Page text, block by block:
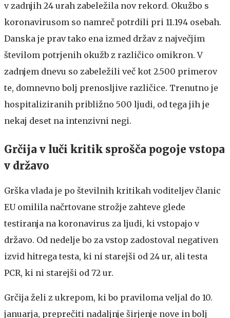
v zadnjih 24 urah zabeležila nov rekord. Okužbo s
koronavirusom so namreč potrdili pri 11.194 osebah.
Danska je prav tako ena izmed držav z največjim
številom potrjenih okužb z različico omikron. V
zadnjem dnevu so zabeležili več kot 2.500 primerov
te, domnevno bolj prenosljive različice. Trenutno je
hospitaliziranih približno 500 ljudi, od tega jih je
nekaj deset na intenzivni negi.
Grčija v luči kritik sprošča pogoje vstopa
v državo
Grška vlada je po številnih kritikah voditeljev članic
EU omilila načrtovane strožje zahteve glede
testiranja na koronavirus za ljudi, ki vstopajo v
državo. Od nedelje bo za vstop zadostoval negativen
izvid hitrega testa, ki ni starejši od 24 ur, ali testa
PCR, ki ni starejši od 72 ur.
Grčija želi z ukrepom, ki bo praviloma veljal do 10.
januarja, preprečiti nadaljnje širjenje nove in bolj